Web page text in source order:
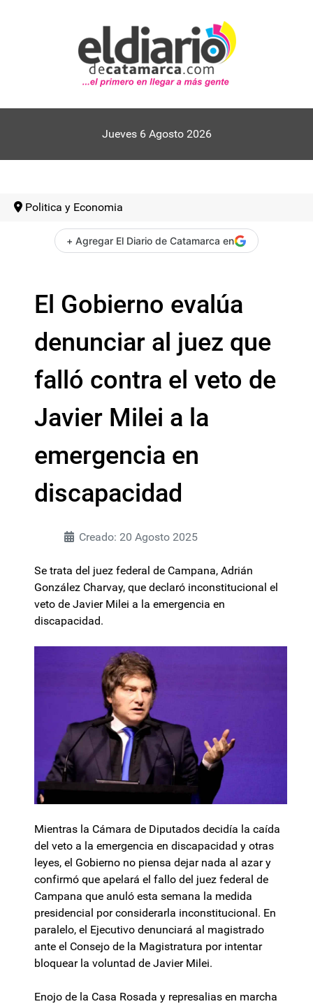
Jueves 6 Agosto 2026
Politica y Economia
+ Agregar El Diario de Catamarca en
El Gobierno evalúa
denunciar al juez que
falló contra el veto de
Javier Milei a la
emergencia en
discapacidad
Creado: 20 Agosto 2025
Se trata del juez federal de Campana, Adrián
González Charvay, que declaró inconstitucional el
veto de Javier Milei a la emergencia en
discapacidad.
Mientras la Cámara de Diputados decidía la caída
del veto a la emergencia en discapacidad y otras
leyes, el Gobierno no piensa dejar nada al azar y
confirmó que apelará el fallo del juez federal de
Campana que anuló esta semana la medida
presidencial por considerarla inconstitucional. En
paralelo, el Ejecutivo denunciará al magistrado
ante el Consejo de la Magistratura por intentar
bloquear la voluntad de Javier Milei.
Enojo de la Casa Rosada y represalias en marcha